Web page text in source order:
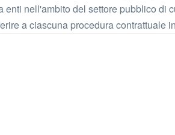
enti nell'ambito del settore pubblico di
a ciascuna procedura